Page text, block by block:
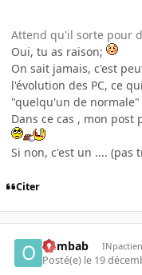
Attend qu'il sorte pour
Oui, tu as raison;
On sait jamais, c'est
l'évolution des PC, ce
"quelqu'un de
Dans ce cas , mon
Si non, c'est un .... (pas
Citer
oumbab INpactien
Posté(e) le 19